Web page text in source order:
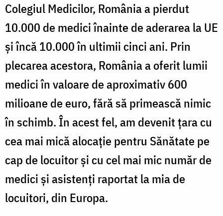
Colegiul Medicilor, România a pierdut
10.000 de medici înainte de aderarea la UE
şi încă 10.000 în ultimii cinci ani. Prin
plecarea acestora, România a oferit lumii
medici în valoare de aproximativ 600
milioane de euro, fără să primească nimic
în schimb. În acest fel, am devenit ţara cu
cea mai mică alocaţie pentru Sănătate pe
cap de locuitor şi cu cel mai mic număr de
medici şi asistenţi raportat la mia de
locuitori, din Europa.